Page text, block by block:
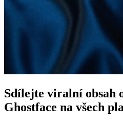
Sdílejte viralní obsah
Ghostface na všech